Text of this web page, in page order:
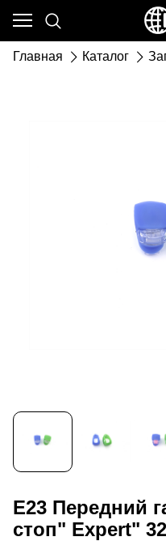
Главная Каталог
Е23 Передний
стоп" Expert"
Ваш город - ст.
угадали?
ДА НЕТ